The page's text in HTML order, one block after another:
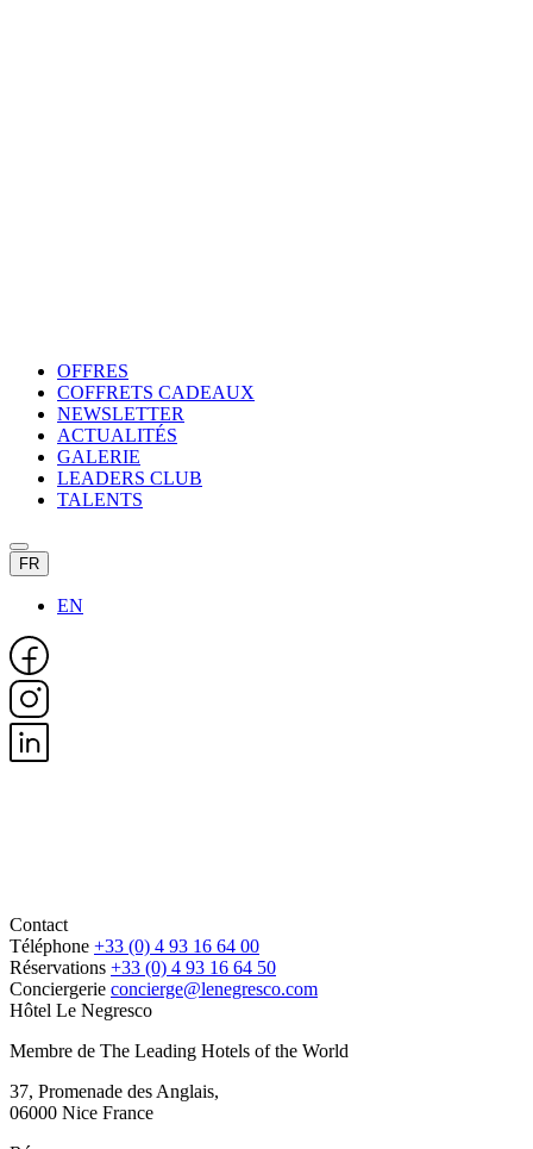
OFFRES
COFFRETS CADEAUX
NEWSLETTER
ACTUALITÉS
GALERIE
LEADERS CLUB
TALENTS
FR
EN
Contact
Téléphone +33 (0) 4 93 16 64 00
Réservations +33 (0) 4 93 16 64 50
Conciergerie concierge@lenegresco.com
Hôtel Le Negresco
Membre de The Leading Hotels of the World
37, Promenade des Anglais,
06000 Nice France